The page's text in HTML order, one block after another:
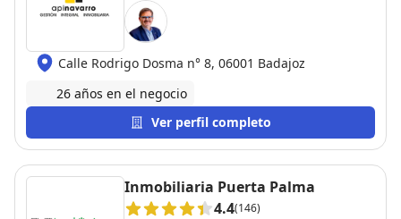
Calle Rodrigo Dosma n° 8, 06001 Badajoz
26 años en el negocio
Ver perfil completo
Inmobiliaria Puerta Palma
4.4(146)